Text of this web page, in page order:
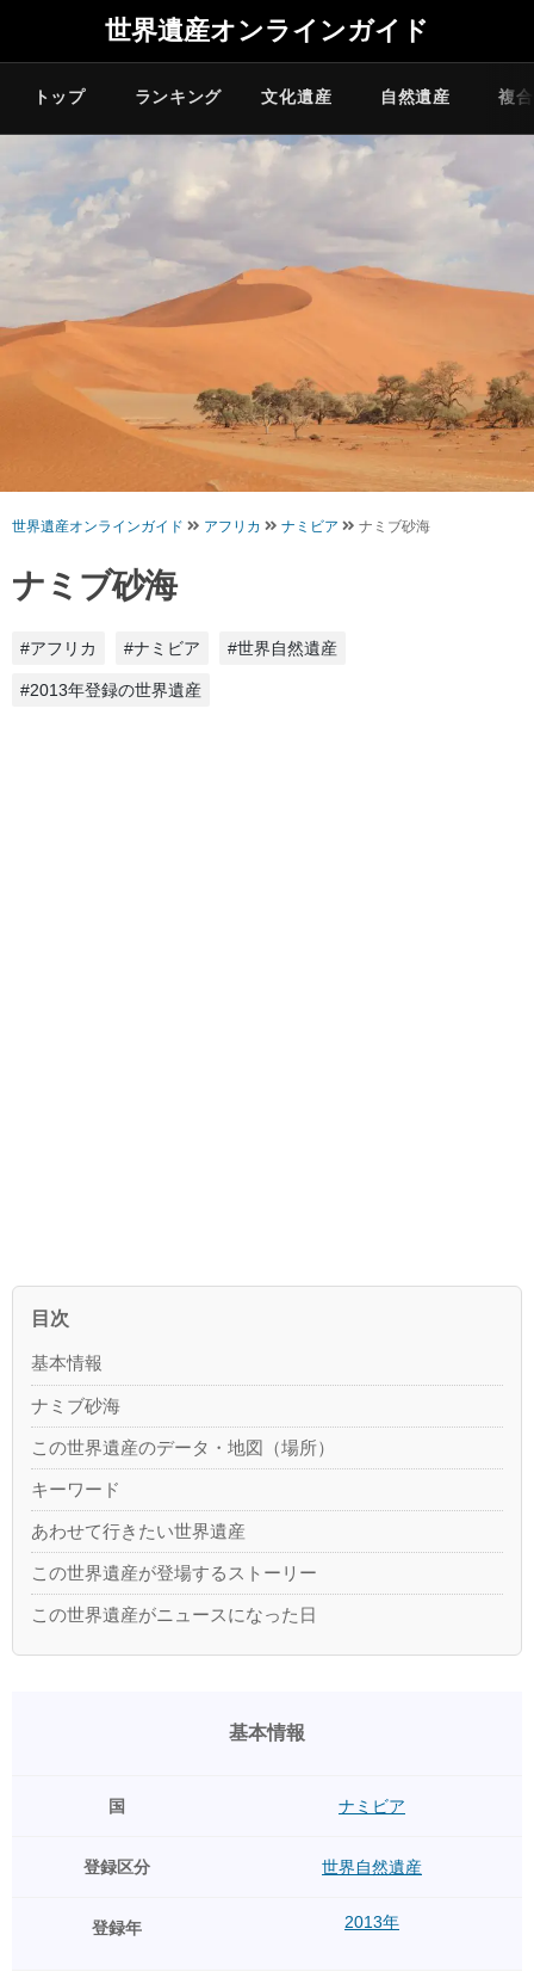
世界遺産オンラインガイド
トップ ランキング 文化遺産 自然遺産 複
世界遺産オンラインガイド アフリカ ナミビア ナミブ砂海
ナミブ砂海
#アフリカ #ナミビア #世界自然遺産
#2013年登録の世界遺産
目次
基本情報
ナミブ砂海
この世界遺産のデータ・地図（場所）
キーワード
あわせて行きたい世界遺産
この世界遺産が登場するストーリー
この世界遺産がニュースになった日
基本情報
国 ナミビア
登録区分 世界自然遺産
登録年 2013年